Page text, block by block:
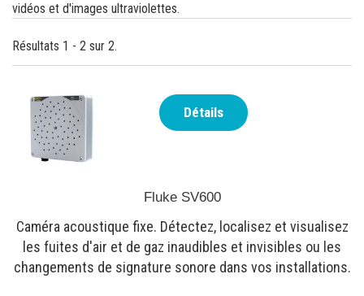
vidéos et d'images ultraviolettes.
Résultats 1 - 2 sur 2.
Fluke SV600
Caméra acoustique fixe. Détectez, localisez et visualisez
les fuites d'air et de gaz inaudibles et invisibles ou les
changements de signature sonore dans vos installations.
Détails